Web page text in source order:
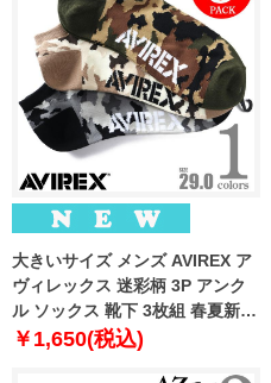
大きいサイズ メンズ AVIREX ア
ヴィレックス 迷彩柄 3P アンク
ル ソックス 靴下 3枚組 春夏新作
81713400
￥1,650(税込)